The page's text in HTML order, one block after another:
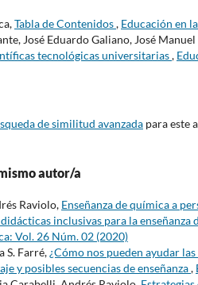
Tabla de Contenidos, Educación en
José Eduardo Galiano, José Manuel
tecnológicas universitarias,
de similitud avanzada para este
autor/a
Raviolo, Enseñanza de química a
inclusivas para la
Vol. 26 Núm. 02 (2020)
S. Farré,¿Cómo nos pueden ayudar
y posibles secuencias de enseñanza,